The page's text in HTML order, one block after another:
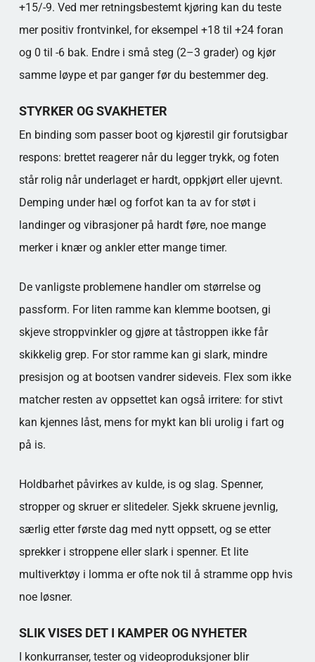
+15/-9. Ved mer retningsbestemt kjøring kan du teste
mer positiv frontvinkel, for eksempel +18 til +24 foran
og 0 til -6 bak. Endre i små steg (2–3 grader) og kjør
samme løype et par ganger før du bestemmer deg.
STYRKER OG SVAKHETER
En binding som passer boot og kjørestil gir forutsigbar
respons: brettet reagerer når du legger trykk, og foten
står rolig når underlaget er hardt, oppkjørt eller ujevnt.
Demping under hæl og forfot kan ta av for støt i
landinger og vibrasjoner på hardt føre, noe mange
merker i knær og ankler etter mange timer.
De vanligste problemene handler om størrelse og
passform. For liten ramme kan klemme bootsen, gi
skjeve stroppvinkler og gjøre at tåstroppen ikke får
skikkelig grep. For stor ramme kan gi slark, mindre
presisjon og at bootsen vandrer sideveis. Flex som ikke
matcher resten av oppsettet kan også irritere: for stivt
kan kjennes låst, mens for mykt kan bli urolig i fart og
på is.
Holdbarhet påvirkes av kulde, is og slag. Spenner,
stropper og skruer er slitedeler. Sjekk skruene jevnlig,
særlig etter første dag med nytt oppsett, og se etter
sprekker i stroppene eller slark i spenner. Et lite
multiverktøy i lomma er ofte nok til å stramme opp hvis
noe løsner.
SLIK VISES DET I KAMPER OG NYHETER
I konkurranser, tester og videoproduksjoner blir